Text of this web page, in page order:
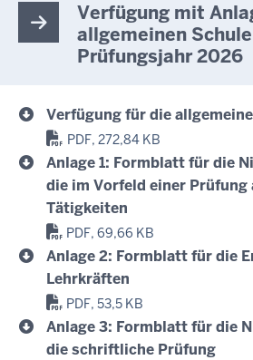
Verfügung mit
allgemeinen
Prüfungsjahr 2026
Verfügung für die
PDF, 272,84 KB
Anlage 1: Formblatt für die
die im Vorfeld einer Prüfung
Tätigkeiten
PDF, 69,66 KB
Anlage 2: Formblatt für die
Lehrkräften
PDF, 53,5 KB
Anlage 3: Formblatt für die
die schriftliche Prüfung